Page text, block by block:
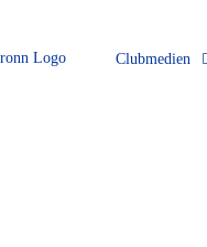
Clubmedien